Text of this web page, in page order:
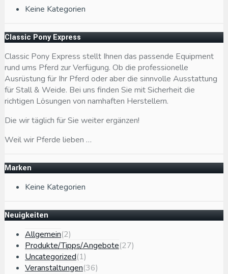
Keine Kategorien
Classic Pony Express
Classic Pony Express stellt Ihnen das passende Equipment
rund ums Pferd zur Verfügung. Ob die professionelle
Ausrüstung für Ihr Pferd oder aber die sinnvolle Ausstattung
für Stall & Weide. Bei uns finden Sie mit Sicherheit die
richtigen Lösungen von namhaften Herstellern.
Die wir täglich für Sie weiter ergänzen!
Weil wir Pferde lieben …
Marken
Keine Kategorien
Neuigkeiten
Allgemein(2)
Produkte/Tipps/Angebote(27)
Uncategorized(1)
Veranstaltungen(36)